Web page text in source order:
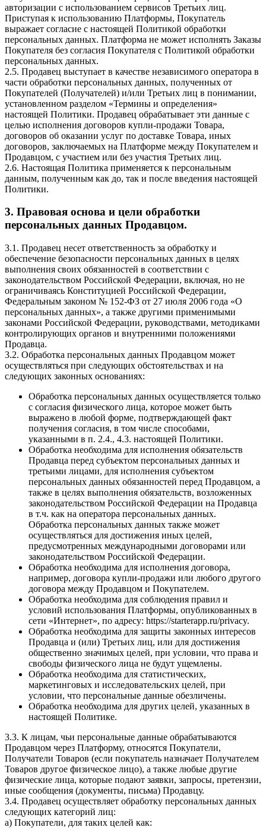
авторизации с использованием сервисов Третьих лиц.
Приступая к использованию Платформы, Покупатель
выражает согласие с настоящей Политикой обработки
персональных данных. Платформа не может исполнять Заказы
Покупателя без согласия Покупателя с Политикой обработки
персональных данных.
2.5. Продавец выступает в качестве независимого оператора в
части обработки персональных данных, полученных от
Покупателей (Получателей) и/или Третьих лиц в понимании,
установленном разделом «Термины и определения»
настоящей Политики. Продавец обрабатывает эти данные с
целью исполнения договоров купли-продажи Товара,
договоров об оказании услуг по доставке Товара, иных
договоров, заключаемых на Платформе между Покупателем и
Продавцом, с участием или без участия Третьих лиц.
2.6. Настоящая Политика применяется к персональным
данным, полученным как до, так и после введения настоящей
Политики.
3. Правовая основа и цели обработки
персональных данных Продавцом.
3.1. Продавец несет ответственность за обработку и
обеспечение безопасности персональных данных в целях
выполнения своих обязанностей в соответствии с
законодательством Российской Федерации, включая, но не
ограничиваясь Конституцией Российской Федерации,
Федеральным законом № 152-ФЗ от 27 июля 2006 года «О
персональных данных», а также другими применимыми
законами Российской Федерации, руководствами, методиками
контролирующих органов и внутренними положениями
Продавца.
3.2. Обработка персональных данных Продавцом может
осуществляться при следующих обстоятельствах и на
следующих законных основаниях:
Обработка персональных данных осуществляется только
с согласия физического лица, которое может быть
выражено в любой форме, подтверждающей факт
получения согласия, в том числе способами,
указанными в п. 2.4., 4.3. настоящей Политики.
Обработка необходима для исполнения обязательств
Продавца перед субъектом персональных данных и
третьими лицами, для исполнения субъектом
персональных данных обязанностей перед Продавцом, а
также в целях выполнения обязательств, возложенных
законодательством Российской Федерации на Продавца
в т.ч. как на оператора персональных данных.
Обработка персональных данных также может
осуществляться для достижения иных целей,
предусмотренных международными договорами или
законодательством Российской Федерации.
Обработка необходима для исполнения договора,
например, договора купли-продажи или любого другого
договора между Продавцом и Покупателем.
Обработка необходима для соблюдения правил и
условий использования Платформы, опубликованных в
сети «Интернет», по адресу: https://starterapp.ru/privacy.
Обработка необходима для защиты законных интересов
Продавца и (или) Третьих лиц, или для достижения
общественно значимых целей, при условии, что права и
свободы физического лица не будут ущемлены.
Обработка необходима для статистических,
маркетинговых и исследовательских целей, при
условии, что персональные данные обезличены.
Обработка необходима для других целей, указанных в
настоящей Политике.
3.3. К лицам, чьи персональные данные обрабатываются
Продавцом через Платформу, относятся Покупатели,
Получатели Товаров (если покупатель назначает Получателем
Товаров другое физическое лицо), а также любые другие
физические лица, которые подают заявки, запросы, претензии,
иные сообщения (документы, письма) Продавцу.
3.4. Продавец осуществляет обработку персональных данных
следующих категорий лиц:
a) Покупатели, для таких целей как: